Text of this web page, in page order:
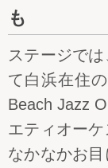
も
ステージで
て白浜在住
Beach Jazz
エティオー
なかなかお